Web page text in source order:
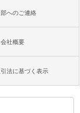
へのご連絡
会社概要
法に基づく表示